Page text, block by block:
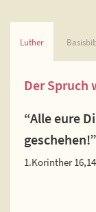
Luther
Der Spruch
“Alle eure
geschehen!”
1.Korinther 16,14